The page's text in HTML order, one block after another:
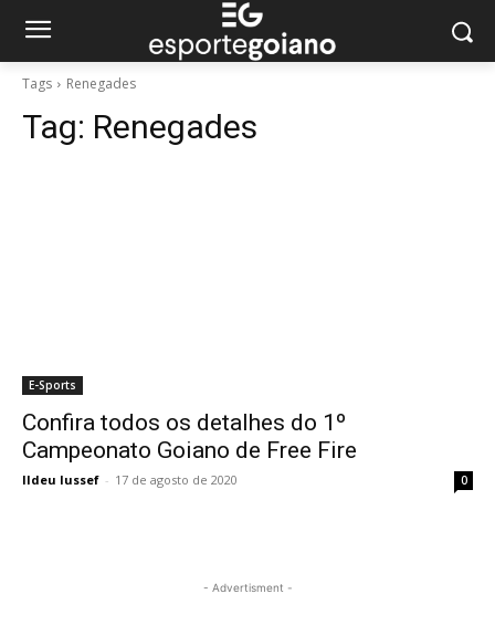
Tags Renegades
Tag: Renegades
E-Sports
Confira todos os detalhes do 1º
Campeonato Goiano de Free Fire
Ildeu Iussef - 17 de agosto de 2020 0
- Advertisment -